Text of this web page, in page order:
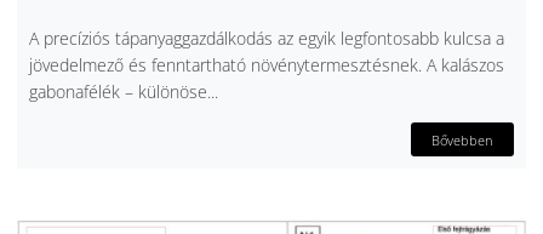
A precíziós tápanyaggazdálkodás az egyik legfontosabb kulcsa a
jövedelmező és fenntartható növénytermesztésnek. A kalászos
gabonafélék – különöse...
Bővebben